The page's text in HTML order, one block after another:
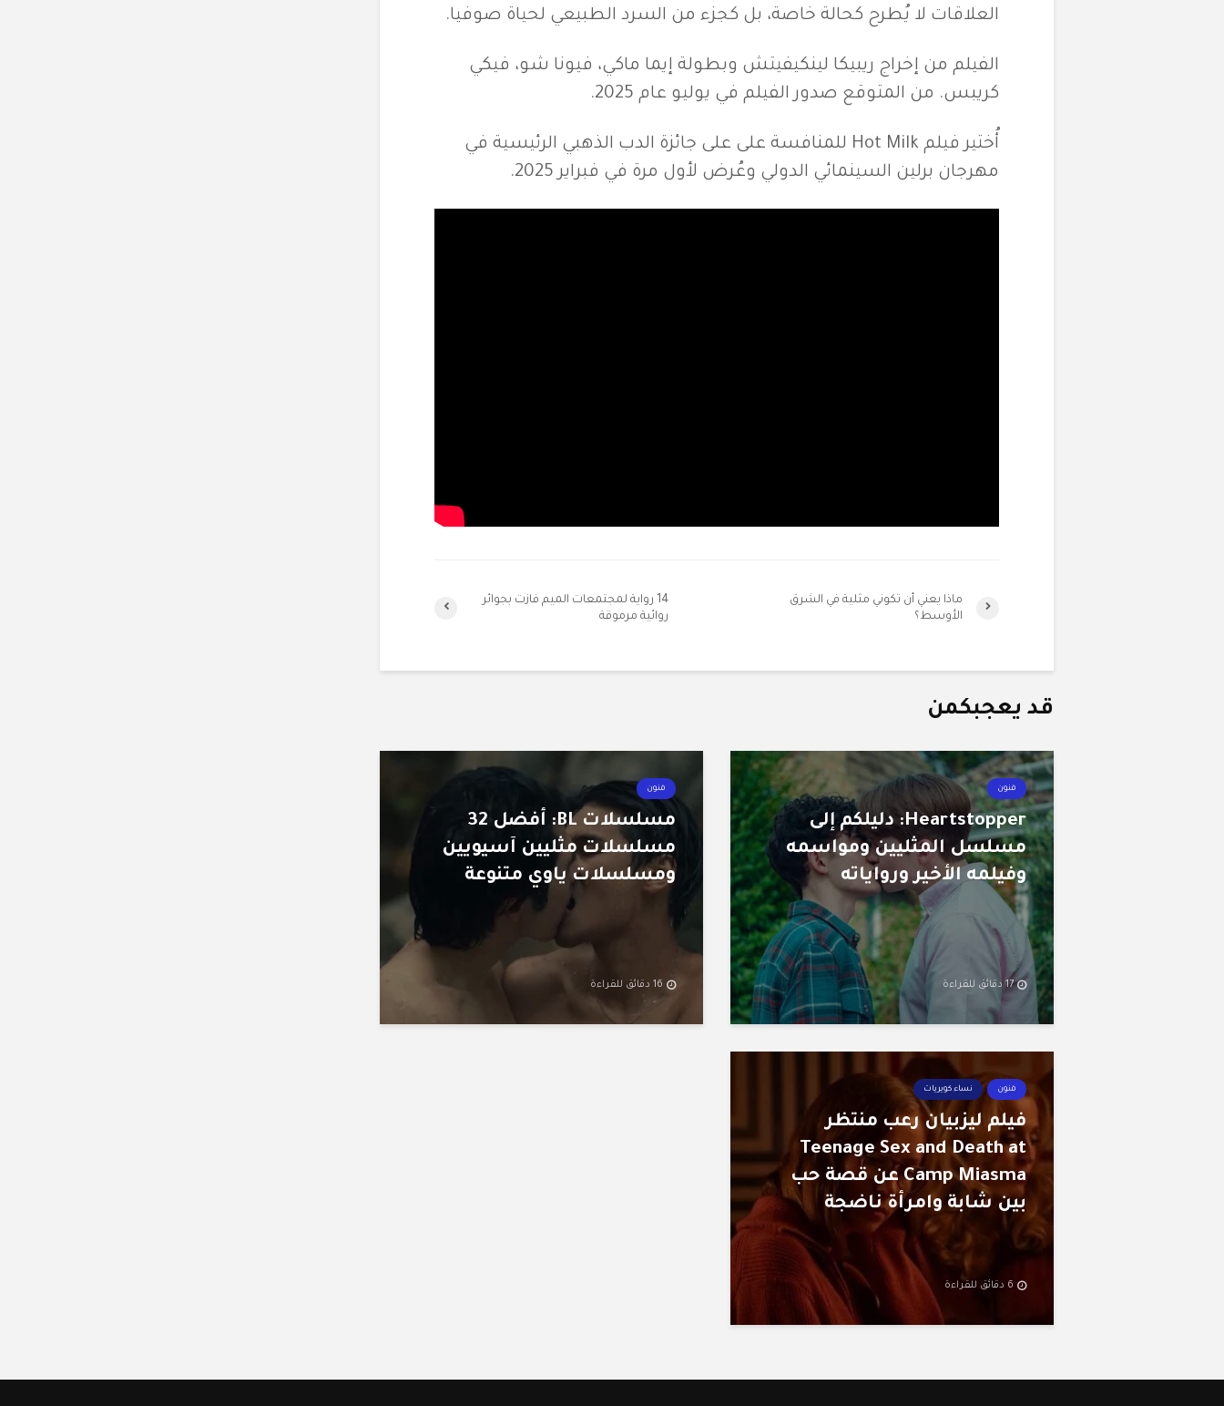
العلاقات لا يُطرح كحالة خاصة، بل كجزء من السرد الطبيعي لحياة صوفيا.
الفيلم من إخراج ريبيكا لينكيفيتش وبطولة إيما ماكي، فيونا شو، فيكي
كريبس. من المتوقع صدور الفيلم في يوليو عام 2025.
أُختير فيلم Hot Milk للمنافسة على على جائزة الدب الذهبي الرئيسية في
مهرجان برلين السينمائي الدولي وعُرض لأول مرة في فبراير 2025.
14 رواية لمجتمعات الميم فازت بجوائر
روائية مرموقة
ماذا يعني أن تكوني مثلية في الشرق
الأوسط؟
قد يعجبكمن
فنون
Heartstopper: دليلكم إلى
مسلسل المثليين ومواسمه
وفيلمه الأخير ورواياته
17 دقائق للقراءة
فنون
مسلسلات BL: أفضل 32
مسلسلات مثليين آسيويين
ومسلسلات ياوي متنوعة
16 دقائق للقراءة
فنون نساء كويريات
فيلم ليزبيان رعب منتظر
Teenage Sex and Death at
Camp Miasma عن قصة حب
بين شابة وامرأة ناضجة
6 دقائق للقراءة